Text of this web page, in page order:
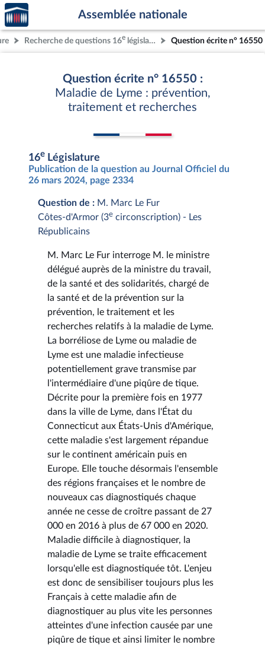
Aller au contenu
Aller en bas de la page
Accèder
à la
page
d'accueil
Assemblée nationale
Recherche de questions 16e législature Question écrite n° 16550
Question écrite n° 16550 :
Maladie de Lyme : prévention,
traitement et recherches
16e Législature
Publication de la question au Journal Officiel du
26 mars 2024, page 2334
Question de : M. Marc Le Fur
Côtes-d'Armor (3e circonscription) - Les
Républicains
M. Marc Le Fur interroge M. le ministre
délégué auprès de la ministre du travail,
de la santé et des solidarités, chargé de
la santé et de la prévention sur la
prévention, le traitement et les
recherches relatifs à la maladie de Lyme.
La borréliose de Lyme ou maladie de
Lyme est une maladie infectieuse
potentiellement grave transmise par
l'intermédiaire d'une piqûre de tique.
Décrite pour la première fois en 1977
dans la ville de Lyme, dans l'État du
Connecticut aux États-Unis d'Amérique,
cette maladie s'est largement répandue
sur le continent américain puis en
Europe. Elle touche désormais l'ensemble
des régions françaises et le nombre de
nouveaux cas diagnostiqués chaque
année ne cesse de croître passant de 27
000 en 2016 à plus de 67 000 en 2020.
Maladie difficile à diagnostiquer, la
maladie de Lyme se traite efficacement
lorsqu'elle est diagnostiquée tôt. L'enjeu
est donc de sensibiliser toujours plus les
Français à cette maladie afin de
diagnostiquer au plus vite les personnes
atteintes d'une infection causée par une
piqûre de tique et ainsi limiter le nombre